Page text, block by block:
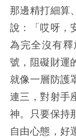
那邊精打細算
說：「哎呀，
為完全沒有
號，阻礙財運
就像一層防護
連三，對射手
神。只要保持
自由心態，好